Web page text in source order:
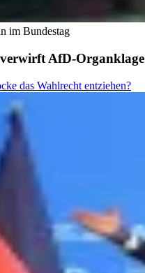
im Bundestag
AfD-Organklage
das Wahlrecht entziehen?